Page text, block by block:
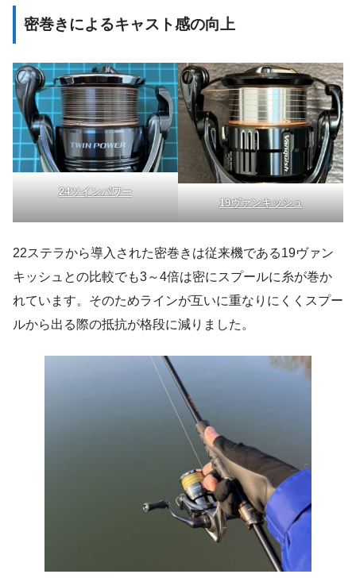
密巻きによるキャスト感の向上
24ツインパワー
19ヴァンキッシュ
22ステラから導入された密巻きは従来機である19ヴァン
キッシュとの比較でも3～4倍は密にスプールに糸が巻か
れています。そのためラインが互いに重なりにくくスプー
ルから出る際の抵抗が格段に減りました。